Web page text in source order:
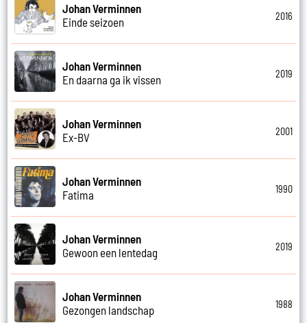
Johan Verminnen
Einde seizoen
2016
Johan Verminnen
En daarna ga ik vissen
2019
Johan Verminnen
Ex-BV
2001
Johan Verminnen
Fatima
1990
Johan Verminnen
Gewoon een lentedag
2019
Johan Verminnen
Gezongen landschap
1988